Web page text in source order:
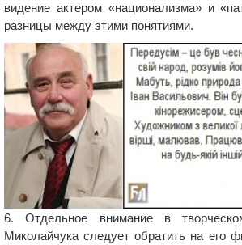
видение актером «национализма» и
разницы между этими понятиями.
6. Отдельное внимание в
Миколайчука следует обратить на его